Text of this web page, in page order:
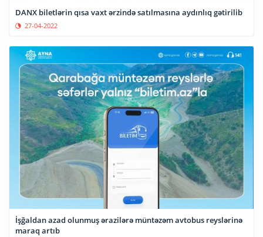
DANX biletlərin qısa vaxt ərzində satılmasına aydınlıq gətirilib
27-04-2022
İşğaldan azad olunmuş ərazilərə müntəzəm avtobus reyslərinə
maraq artıb